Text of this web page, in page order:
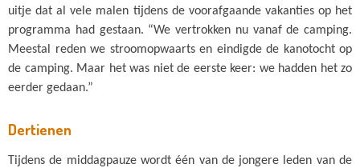
uitje dat al vele malen tijdens de voorafgaande vakanties op het
programma had gestaan. “We vertrokken nu vanaf de camping.
Meestal reden we stroomopwaarts en eindigde de kanotocht op
de camping. Maar het was niet de eerste keer: we hadden het zo
eerder gedaan.”
Dertienen
Tijdens de middagpauze wordt één van de jongere leden van de